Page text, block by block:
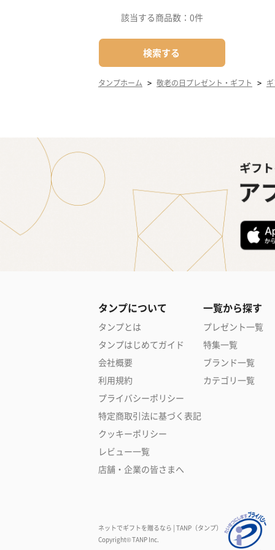
該当する商品数： 0件
検索する
タンプホーム > 敬老の日プレゼント・ギフト >
タンプについて
タンプとは
タンプはじめてガイド
会社概要
利用規約
プライバシーポリシー
特定商取引法に基づく表記
クッキーポリシー
レビュー一覧
店舗・企業の皆さまへ
一覧から探す
プレゼント一覧
特集一覧
ブランド一覧
カテゴリ一覧
ネットでギフトを贈るなら | TANP（タンプ）
Copyright© TANP Inc.